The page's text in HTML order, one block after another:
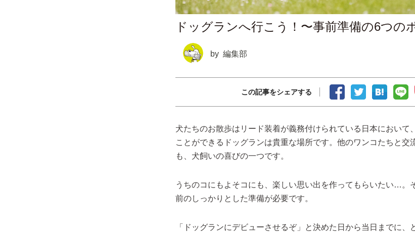
ドッグランへ行こう！〜事前準備の6つの
by 編集部
この記事をシェアする
犬たちのお散歩はリード装着が義務付けられている日本において
ことができるドッグランは貴重な場所です。他のワンコたちと交
も、犬飼いの喜びの一つです。
うちのコにもよそコにも、楽しい思い出を作ってもらいたい…。
前のしっかりとした準備が必要です。
「ドッグランにデビューさせるぞ」と決めた日から当日までに、